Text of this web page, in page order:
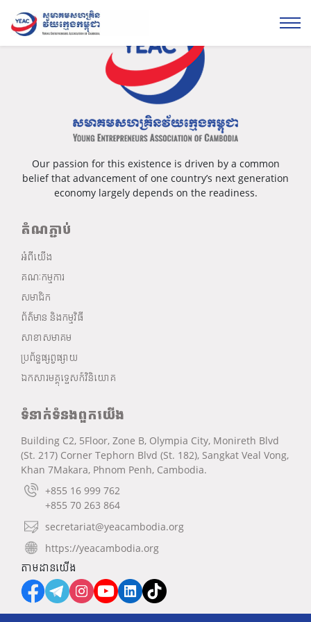
Our passion for this existence is driven by a common
belief that advancement of one country’s next generation
economy largely depends on the readiness.
តំណភ្ជាប់
អំពីយើង
គណៈកម្មការ
សមាជិក
ព័ត៌មាន និងកម្មវិធី
សាខាសមាគម
ប្រព័ន្ធផ្សព្វផ្សាយ
ឯកសារមគ្គុទ្ទេសក៍វិនិយោគ
ទំនាក់ទំនងពួកយើង
Building C2, 5Floor, Zone B, Olympia City, Monireth Blvd
(St. 217) Corner Tephorn Blvd (St. 182), Sangkat Veal Vong,
Khan 7Makara, Phnom Penh, Cambodia.
+855 16 999 762
+855 70 263 864
secretariat@yeacambodia.org
https://yeacambodia.org
តាមដានយើង